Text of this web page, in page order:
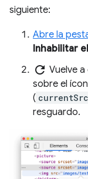
siguiente:
Abre la
Inhabilitar
refresh Vuelve
sobre el
( currentSrc
resguardo.